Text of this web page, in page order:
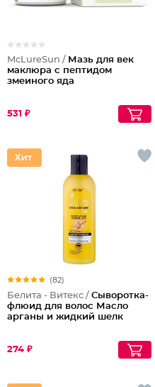
McLureSun / Мазь для век
маклюра с пептидом
змеиного яда
531 ₽
(82)
Белита - Витекс / Сыворотка-
флюид для волос Масло
арганы и жидкий шелк
274 ₽